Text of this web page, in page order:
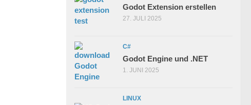
Godot Extension erstellen
27. JULI 2025
C#
Godot Engine und .NET
1. JUNI 2025
LINUX